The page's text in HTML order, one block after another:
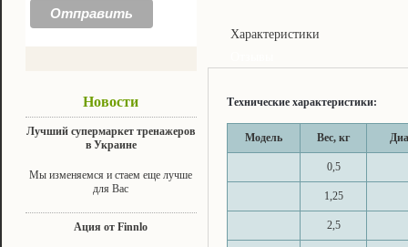
Новости
Лучший супермаркет тренажеров
в Украине
Мы изменяемся и стаем еще лучше
для Вас
Ация от Finnlo
Характеристики
Технические характеристики:
Модель Вес, кг
0,5
1,25
2,5